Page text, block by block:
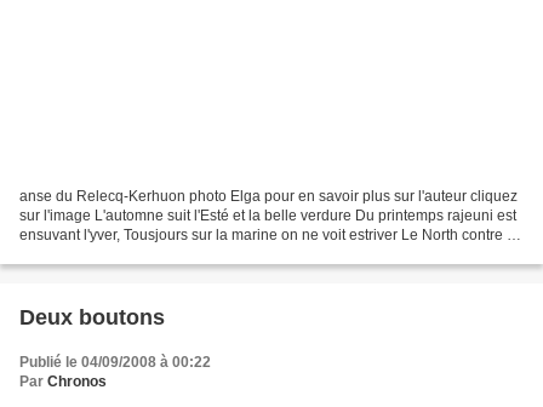
anse du Relecq-Kerhuon photo Elga pour en savoir plus sur l'auteur cliquez
sur l'image L'automne suit l'Esté et la belle verdure Du printemps rajeuni est
ensuvant l'yver, Tousjours sur la marine on ne voit estriver Le North contre la
Deux boutons
Publié le 04/09/2008 à 00:22
Par Chronos